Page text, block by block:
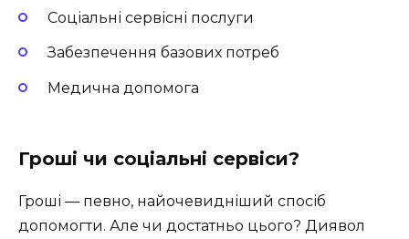
Соціальні сервісні послуги
Забезпечення базових потреб
Медична допомога
Гроші чи соціальні сервіси?
Гроші — певно, найочевидніший спосіб
допомогти. Але чи достатньо цього? Диявол